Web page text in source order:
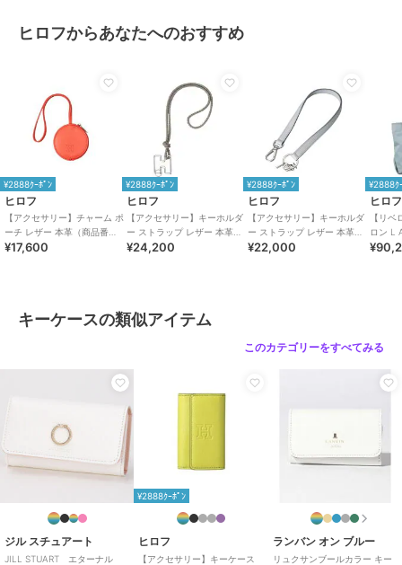
重量:約40g(サンプルサイズ)
ブランド ヒロフ
ショップ
商品カテゴリ 財布・ポーチ・ケース
キーケ
ース
レディース
財布・ポーチ・ケース
／キーケ
ース
メロ（６３０）、シルク（２０
４）、ラヴィーン（７２０）、カ
ーム（４５１）、アウェイク（６
００（ＯＮＥＳＩＺＥ）
素材
特徴
財布・ポーチ・ケース
本革/無地
キーケース
本革 /
ヒロフからあなたへのおすすめ
¥2888ｸｰﾎﾟﾝ
ヒロフ
【アクセサリー】チャーム ポ
ーチ レザー 本革（商品番
号：P25－65612）
¥17,600
¥2888ｸｰﾎﾟﾝ
ヒロフ
【アクセサリー】キーホルダ
ー ストラップ レザー 本革
（商品番号：P25-65510）
¥24,200
¥2888ｸｰﾎﾟﾝ
ヒロフ
【アクセサリー】キーホルダ
ー ストラップ レザー 本革
（商品番号：P25-65509）
¥22,000
¥2888ｸ
ヒロフ
【リ
ロン L
ッグ（
キーケースの類似アイテム
このカテゴリーをすべてみる
ジル スチュアート
JILL STUART エターナル
¥2888ｸｰﾎﾟﾝ
ヒロフ
【アクセサリー】キーケース
ランバン オン ブルー
リュクサンブールカラー キー